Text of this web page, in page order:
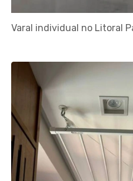
Varal individual no Litoral